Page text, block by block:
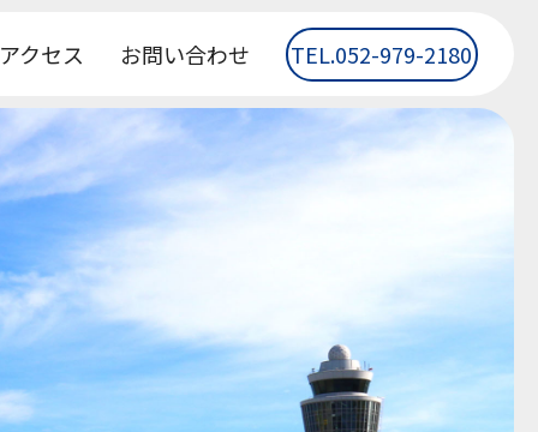
クセス お問い合わせ TEL.052-979-2180